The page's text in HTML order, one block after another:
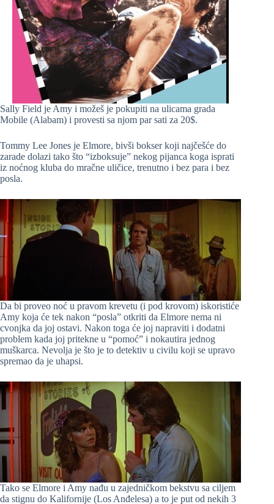
Sally Field je Amy i možeš je pokupiti na ulicama grada
Mobile (Alabam) i provesti sa njom par sati za 20$.
Tommy Lee Jones je Elmore, bivši bokser koji najčešće do
zarade dolazi tako što “izboksuje” nekog pijanca koga isprati
iz noćnog kluba do mračne uličice, trenutno i bez para i bez
posla.
Da bi proveo noć u pravom krevetu (i pod krovom) iskoristiće
Amy koja će tek nakon “posla” otkriti da Elmore nema ni
cvonjka da joj ostavi. Nakon toga će joj napraviti i dodatni
problem kada joj pritekne u “pomoć” i nokautira jednog
muškarca. Nevolja je što je to detektiv u civilu koji se upravo
spremao da je uhapsi.
Tako se Elmore i Amy nađu u zajedničkom bekstvu sa ciljem
da stignu do Kalifornije (Los Anđelesa) a to je put od nekih 3